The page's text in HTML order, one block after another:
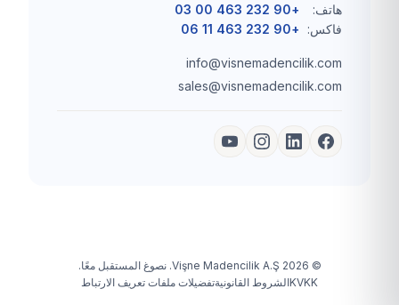
هاتف:
+90 232 463 00 03
فاكس:
+90 232 463 11 06
info@visnemadencilik.com
sales@visnemadencilik.com
© 2026 Vişne Madencilik A.Ş. نصوغ المستقبل معًا.
KVKKالشروط القانونيةتفضيلات ملفات تعريف الارتباط